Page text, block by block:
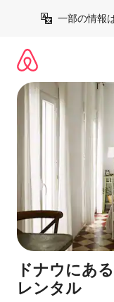
一部の情報
ドナウにあ
レンタル